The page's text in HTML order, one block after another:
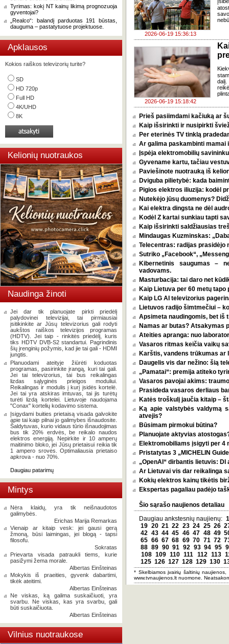
Tyrimas: kokį NT kainų likimą prognozuoja
gyventojai?
„Realco“: balandį parduotas 191 būstas,
dauguma – pastatytuose projektuose.
Apklausos
Kokios raiškos televizorių turite?
SD
HD 720p
Full HD
4K/UHD
8K
Kelionių nuotraukos
Naudinga žinoti
Jei dar tik planuojate pirkti priedėlį
palydovinei televizijai, tai pirmiausiai
įsitikinkite ar Jūsų televizorius gali rodyti
aukštos raiškos televizijos programas
(HDTV). Jei taip - rinkitės priedėlį, kuris
tiks HDTV DVB-S2 standartui. Pagrindinis
šių įrenginių požymis, kad jie tai gali - HDMI
jungtis.
Planuodami ateityje žiūrėti koduotas
programas, pasirinkite įrangą, kuri tai gali.
Jei tai televizorius, tai bus reikalingas
lizdas sąlyginės prieigos moduliui.
Reikalingas ir modulis į kurį įsidės kortelė.
Jei tai yra atskiras imtuvas, tai jis turėtų
turėti lizdą kortelei. Lietuvoje naudojama
"Conax" kortelių kodavimo sistema.
Įsigydami buities prietaisą visada galvokite
apie tai kaip pilnai jo galimybes išnaudosite.
Šaldytuvas, kurio vidaus tūrio išnaudojimas
bus tik 20% erdvės, be reikalo naudos
elektros energiją. Nepirkite ir 10 amperų
maitinimo bloko, jei Jūsų prietaisui reikia tik
1 ampero srovės. Optimaliausia prietaiso
apkrova - nuo 70%.
Daugiau patarimų
Mintys
Nėra klaidų, yra tik neišnaudotos
galimybės.
Erichas Marija Remarkas
Vienaip ar kitaip vesk: jei gausi gerą
žmoną, būsi laimingas, jei blogą - tapsi
filosofu.
Sokratas
Prievarta visada patraukli tiems, kurie
pasižymi žema morale.
Albertas Einšteinas
Mokykis iš praeities, gyvenk dabartimi,
tikėk ateitimi.
Albertas Einšteinas
Ne viskas, ką galima suskaičiuoti, yra
svarbu. Ne viskas, kas yra svarbu, gali
būti suskaičiuota.
Albertas Einšteinas
Vilnius nuotraukose
2026-06-19 15:36:13
2026-06-19 15:18:42
dalį.
Prieš pasiimdami kačiuką ar
Kaip išsirinkti ir nusipirkti
Per eterinės TV tinklą
Ar galima paskambinti mamai
Įspėja elektromobilių
Gyvename kartu, tačiau
Paviešinote nuotrauką iš
Dviguba pilietybė: kada
Pigios elektros iliuzija: kodėl
Nutekėjo jūsų duomenys?
Kai elektra dingsta ne dėl
Kodėl Z kartai sunkiau tapti
Kaip išsirinkti saldžiausias
Mindaugas Kuzminskas:
Telecentras: radijas prasidėjo
Sutriko „Facebook“,
Kibernetinis saugumas –
vadovams.
Masturbacija: tai daro net
Kaip Lietuva per 60 metų
Kaip LG AI televizorius
Lietuvos radijo šimtmečiui –
Apsimeta naudingomis, bet iš
Namas ar butas? Atsakymas
Ateities apranga: nuo
Vasaros ritmas keičia vaikų
Karštis, vandens trūkumas ar
Daugelis vis dar nežino: šią
„Pamatai“: premija atiteko
Vasaros pavojai akims:
Prasideda vasaros derliaus
Katės troškulį jaučia kitaip –
Ką apie valstybės valdymą
atvejis?
Būsimam pirmokui būtina?
Planuojate aktyvias
Elektromobiliams įsigyti per 4
Pristatytas 3 „MICHELIN
„OpenAI“ dirbantis lietuvis:
Ar Lietuvai vis dar reikalinga
Kokių elektros kainų tikėtis
Ekspertas pagaliau padėjo
Šio sąrašo naujienos detaliau
Daugiau ankstesnių naujienų: 1
19 20 21 22 23 24 25 26
42 43 44 45 46 47 48 49
65 66 67 68 69 70 71 72
88 89 90 91 92 93 94 95
108 109 110 111 112 113
125 126 127 128 129 130
* Skelbiamos įvairių šaltinių
www.tvnaujienos.lt nuomone.